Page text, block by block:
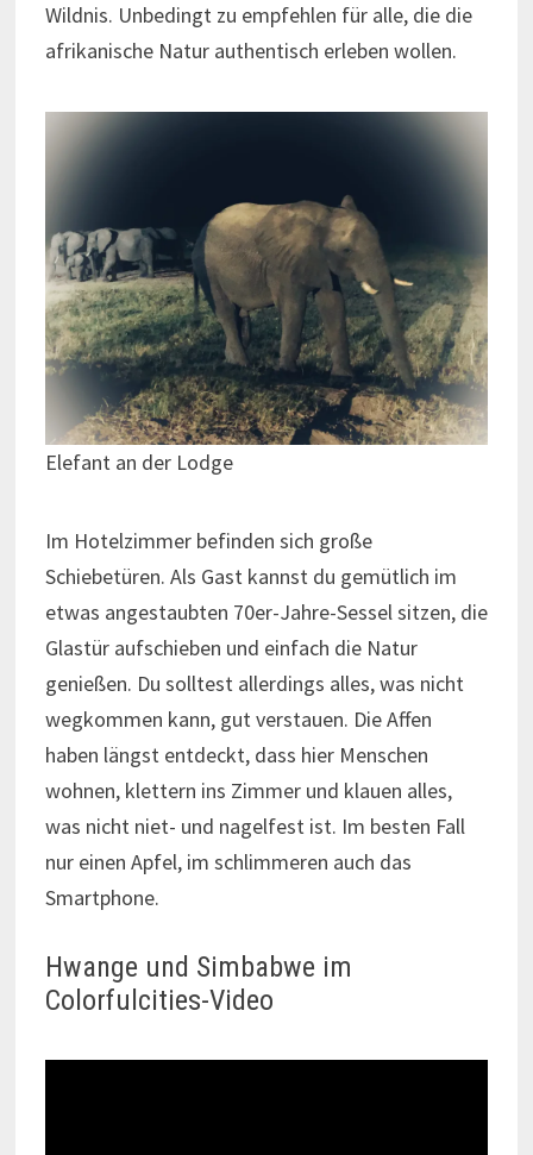
Wildnis. Unbedingt zu empfehlen für alle, die die
afrikanische Natur authentisch erleben wollen.
Elefant an der Lodge
Im Hotelzimmer befinden sich große
Schiebetüren. Als Gast kannst du gemütlich im
etwas angestaubten 70er-Jahre-Sessel sitzen, die
Glastür aufschieben und einfach die Natur
genießen. Du solltest allerdings alles, was nicht
wegkommen kann, gut verstauen. Die Affen
haben längst entdeckt, dass hier Menschen
wohnen, klettern ins Zimmer und klauen alles,
was nicht niet- und nagelfest ist. Im besten Fall
nur einen Apfel, im schlimmeren auch das
Smartphone.
Hwange und Simbabwe im
Colorfulcities-Video